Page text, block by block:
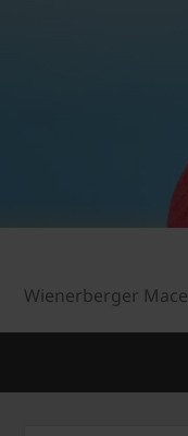
Wienerberger